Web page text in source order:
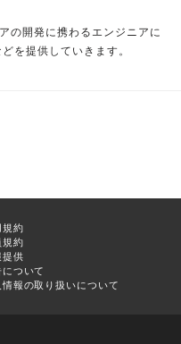
の開発に携わるエンジニアに
を提供していきます。
規約
規約
提供
について
情報の取り扱いについて